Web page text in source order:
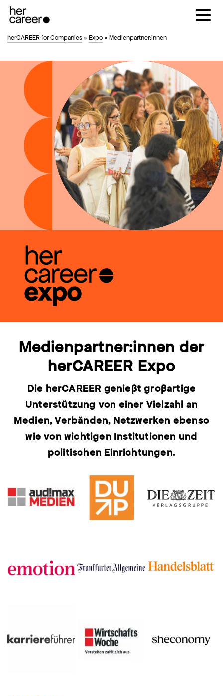
herCAREER for Companies » Expo » Medienpartner:innen
Medienpartner:innen der
herCAREER Expo
Die herCAREER genießt großartige
Unterstützung von einer Vielzahl an
Medien, Verbänden, Netzwerken ebenso
wie von wichtigen Institutionen und
politischen Einrichtungen.